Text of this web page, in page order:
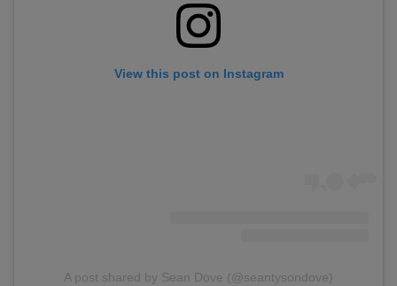
View this post on Instagram
A post shared by Sean Dove (@seantysondove)